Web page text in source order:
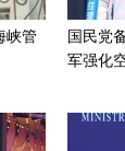
峡管
国民党
军强化